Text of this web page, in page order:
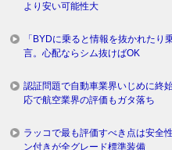
より安い可能性大
「BYDに乗ると情報を抜かれた
言。心配ならシム抜けばOK
認証問題で自動車業界いじめに終
応で航空業界の評価もガタ落ち
ラッコで最も評価すべき点は安全
ン付きが全グレード標準装備